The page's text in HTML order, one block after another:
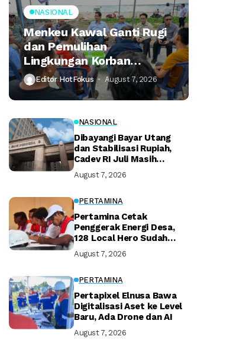
NASIONAL
Menkeu Kawal Ganti Rugi
dan Pemulihan
Lingkungan Korban
Tumpahan Minyak
Montara
Editor HotFokus August 7, 2026
NASIONAL
Dibayangi Bayar Utang
dan Stabilisasi Rupiah,
Cadev RI Juli Masih
August 7, 2026
PERTAMINA
Pertamina Cetak
Penggerak Energi Desa,
128 Local Hero Sudah
August 7, 2026
PERTAMINA
Pertapixel Elnusa Bawa
Digitalisasi Aset ke Level
Baru, Ada Drone dan AI
August 7, 2026